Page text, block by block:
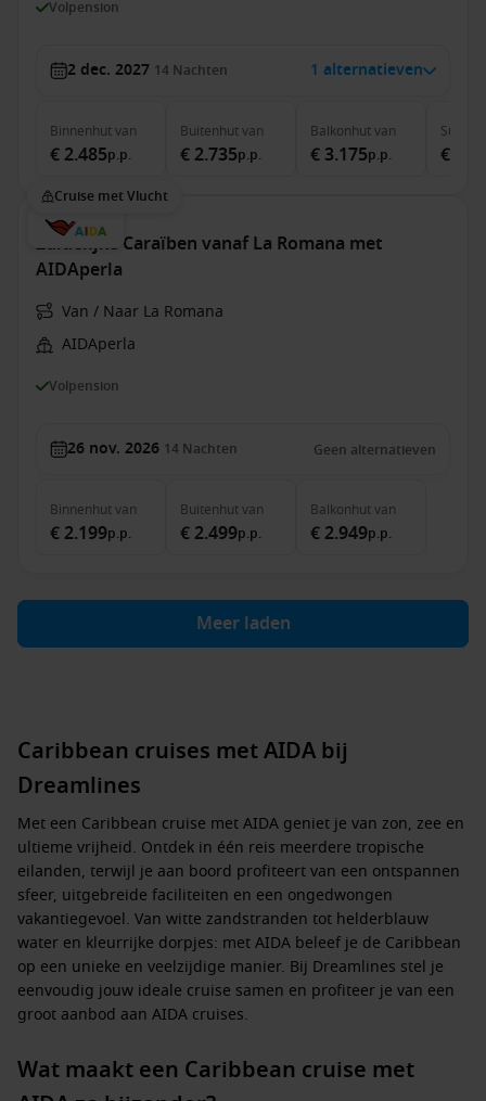
Volpension
2 dec. 2027 14 Nachten 1 alternatieven
Binnenhutvan
€ 2.485p.p.
Buitenhutvan
€ 2.735p.p.
Balkonhutvan
€ 3.175p.p.
Suite
€
Cruise met Vlucht
Zuidelijke Caraïben vanaf La Romana met
AIDAperla
Van / Naar La Romana
AIDAperla
Volpension
26 nov. 2026 14 Nachten Geen alternatieven
Binnenhutvan
€ 2.199p.p.
Buitenhutvan
€ 2.499p.p.
Balkonhutvan
€ 2.949p.p.
Meer laden
Caribbean cruises met AIDA bij
Dreamlines
Met een Caribbean cruise met AIDA geniet je van zon, zee en
ultieme vrijheid. Ontdek in één reis meerdere tropische
eilanden, terwijl je aan boord profiteert van een ontspannen
sfeer, uitgebreide faciliteiten en een ongedwongen
vakantiegevoel. Van witte zandstranden tot helderblauw
water en kleurrijke dorpjes: met AIDA beleef je de Caribbean
op een unieke en veelzijdige manier. Bij Dreamlines stel je
eenvoudig jouw ideale cruise samen en profiteer je van een
groot aanbod aan AIDA cruises.
Wat maakt een Caribbean cruise met